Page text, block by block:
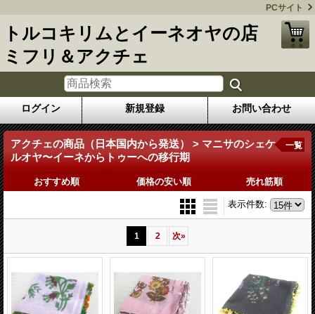
PCサイト
トルコキリムとイーネオヤの店
ミフリ＆アクチェ
ログイン 新規登録 お問い合わせ
アクチェの商品（日本国内から発送） > マニサのシェケ
ルオヤ〜イーネからトゥーへの移行期
一覧
おすすめ順 価格の安い順 売れ筋順
表示件数:
1 2 次»